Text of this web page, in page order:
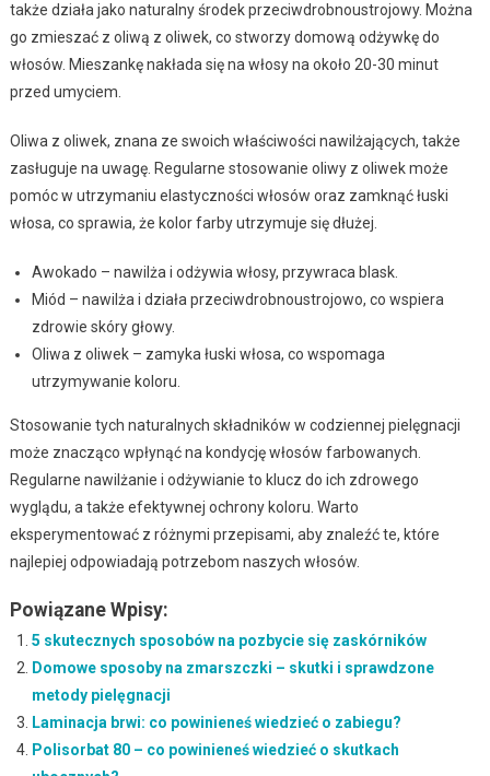
także działa jako naturalny środek przeciwdrobnoustrojowy. Można
go zmieszać z oliwą z oliwek, co stworzy domową odżywkę do
włosów. Mieszankę nakłada się na włosy na około 20-30 minut
przed umyciem.
Oliwa z oliwek, znana ze swoich właściwości nawilżających, także
zasługuje na uwagę. Regularne stosowanie oliwy z oliwek może
pomóc w utrzymaniu elastyczności włosów oraz zamknąć łuski
włosa, co sprawia, że kolor farby utrzymuje się dłużej.
Awokado – nawilża i odżywia włosy, przywraca blask.
Miód – nawilża i działa przeciwdrobnoustrojowo, co wspiera
zdrowie skóry głowy.
Oliwa z oliwek – zamyka łuski włosa, co wspomaga
utrzymywanie koloru.
Stosowanie tych naturalnych składników w codziennej pielęgnacji
może znacząco wpłynąć na kondycję włosów farbowanych.
Regularne nawilżanie i odżywianie to klucz do ich zdrowego
wyglądu, a także efektywnej ochrony koloru. Warto
eksperymentować z różnymi przepisami, aby znaleźć te, które
najlepiej odpowiadają potrzebom naszych włosów.
Powiązane Wpisy:
5 skutecznych sposobów na pozbycie się zaskórników
Domowe sposoby na zmarszczki – skutki i sprawdzone
metody pielęgnacji
Laminacja brwi: co powinieneś wiedzieć o zabiegu?
Polisorbat 80 – co powinieneś wiedzieć o skutkach